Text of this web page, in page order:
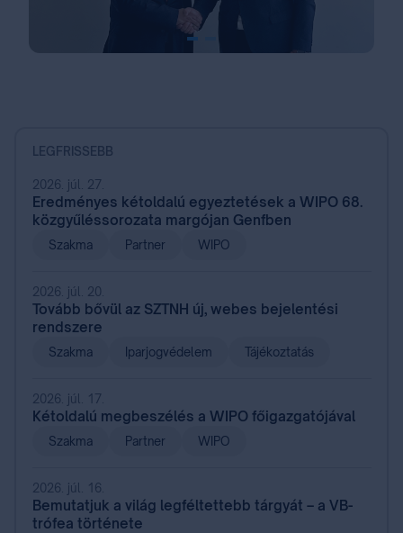
LEGFRISSEBB
2026. júl. 27.
Eredményes kétoldalú egyeztetések a WIPO 68.
közgyűléssorozata margójan Genfben
Szakma Partner WIPO
2026. júl. 20.
Tovább bővül az SZTNH új, webes bejelentési
rendszere
Szakma Iparjogvédelem Tájékoztatás
2026. júl. 17.
Kétoldalú megbeszélés a WIPO főigazgatójával
Szakma Partner WIPO
2026. júl. 16.
Bemutatjuk a világ legféltettebb tárgyát – a VB-
trófea története